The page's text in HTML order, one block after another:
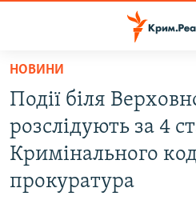
Перейти
основного
матеріалу
Перейти
до
основної
ВОДА.КРИМ
ВІДЕО ТА ФОТО
НОВИНИ
Події біля
розслідують за 4
Кримінального
прокуратура